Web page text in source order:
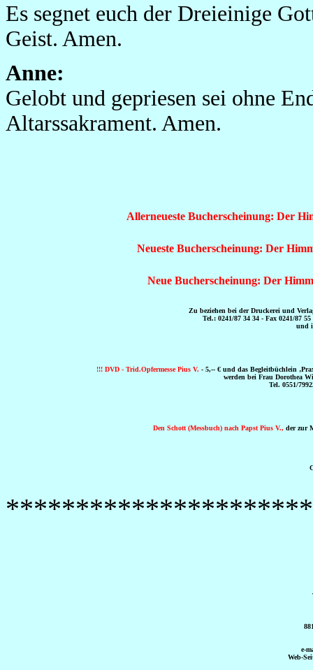
Es segnet euch der Dreieinige
Geist. Amen.
Anne:
Gelobt und gepriesen sei ohne
Altarssakrament. Amen.
Allerneueste Bucherscheinung: Der
Neueste Bucherscheinung: Der
Neue Bucherscheinung: Der
Zu beziehen bei der Druckerei und
Tel.: 0241/87 34 34 - Fax 0241/87
und
!!! DVD - Trid.Opfermesse Pius V. - 5,-- € und das Begleitbüchlein
werden bei Frau Dorothea
Tel. 0551/
Den Schott (Messbuch) nach Papst Pius V., der zur
e-
Web-